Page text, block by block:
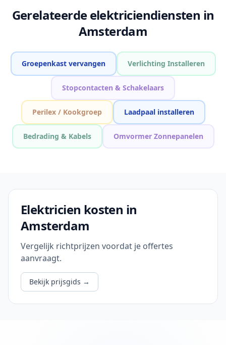
Gerelateerde elektriciendiensten in
Amsterdam
Groepenkast vervangen Verlichting Installeren
Stopcontacten & Schakelaars
Perilex / Kookgroep Laadpaal installeren
Bedrading & Kabels Omvormer Zonnepanelen
Elektricien kosten in
Amsterdam
Vergelijk richtprijzen voordat je offertes
aanvraagt.
Bekijk prijsgids →